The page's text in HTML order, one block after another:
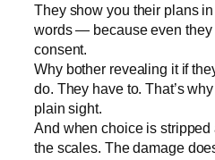
They show you their plans
words — because even they
consent.
Why bother revealing it if
do. They have to. That’s
plain sight.
And when choice is
the scales. The damage